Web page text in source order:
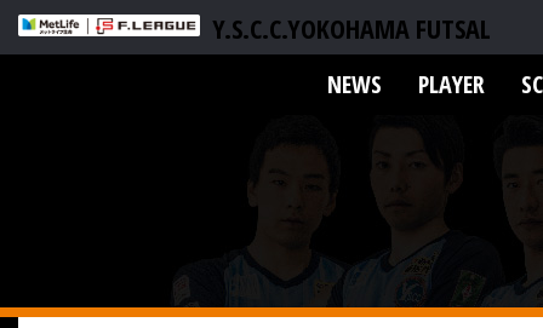
Y.S.C.C.YOKOHAMA FUTSAL
NEWS PLAYER